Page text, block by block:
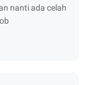
nanti ada celah